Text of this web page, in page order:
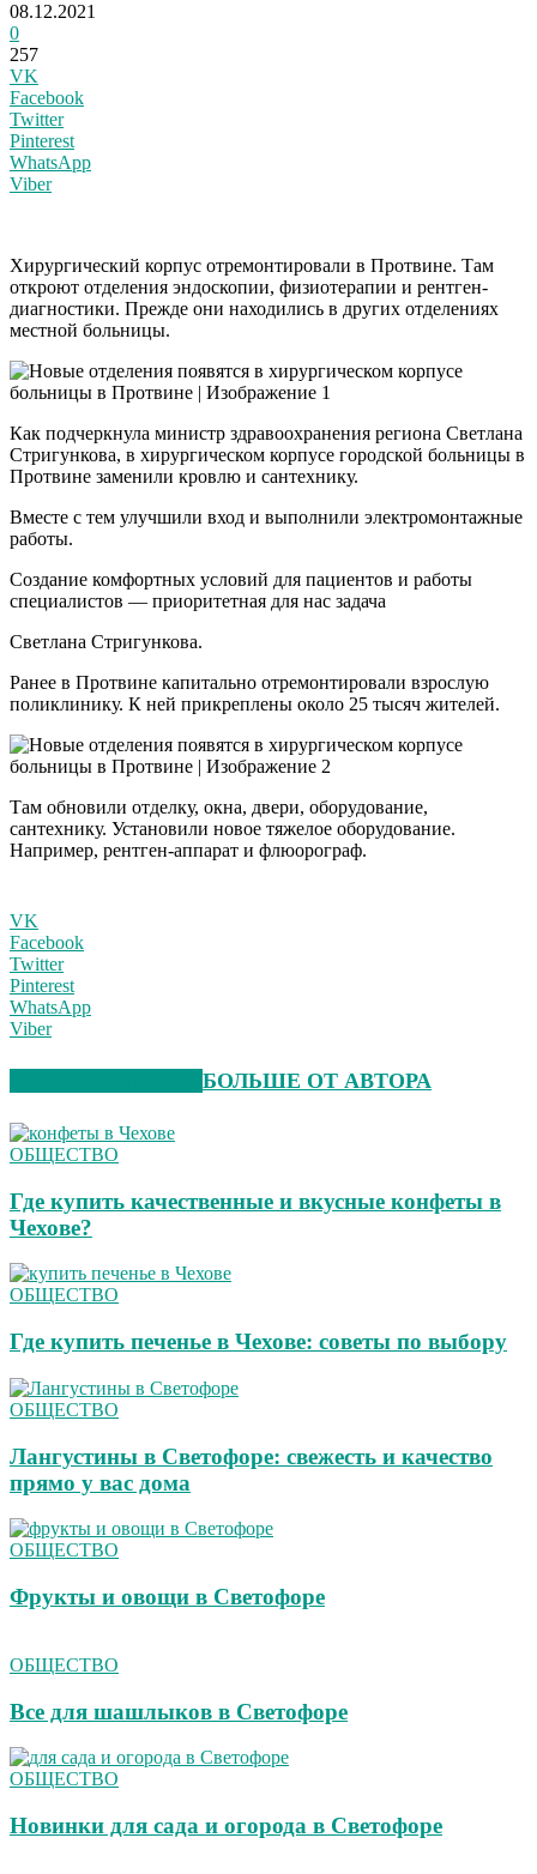
08.12.2021
0
257
VK
Facebook
Twitter
Pinterest
WhatsApp
Viber
Хирургический корпус отремонтировали в Протвине. Там
откроют отделения эндоскопии, физиотерапии и рентген-
диагностики. Прежде они находились в других отделениях
местной больницы.
Как подчеркнула министр здравоохранения региона Светлана
Стригункова, в хирургическом корпусе городской больницы в
Протвине заменили кровлю и сантехнику.
Вместе с тем улучшили вход и выполнили электромонтажные
работы.
Создание комфортных условий для пациентов и работы
специалистов — приоритетная для нас задача
Светлана Стригункова.
Ранее в Протвине капитально отремонтировали взрослую
поликлинику. К ней прикреплены около 25 тысяч жителей.
Там обновили отделку, окна, двери, оборудование,
сантехнику. Установили новое тяжелое оборудование.
Например, рентген-аппарат и флюорограф.
VK
Facebook
Twitter
Pinterest
WhatsApp
Viber
БОЛЬШЕ ОТ АВТОРА
ОБЩЕСТВО
Где купить качественные и вкусные конфеты в
Чехове?
ОБЩЕСТВО
Где купить печенье в Чехове: советы по выбору
ОБЩЕСТВО
Лангустины в Светофоре: свежесть и качество
прямо у вас дома
ОБЩЕСТВО
Фрукты и овощи в Светофоре
ОБЩЕСТВО
Все для шашлыков в Светофоре
ОБЩЕСТВО
Новинки для сада и огорода в Светофоре